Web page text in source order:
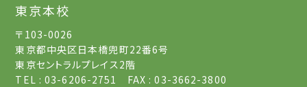
東京本校
〒103-0026
東京都中央区日本橋兜町22番6号
東京セントラルプレイス2階
TEL : 03-6206-2751 FAX : 03-3662-3800